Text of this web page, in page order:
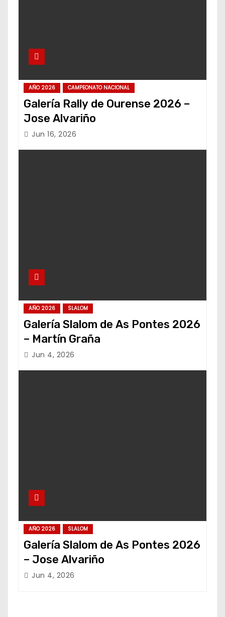
AÑO 2026 CAMPEONATO NACIONAL
Galería Rally de Ourense 2026 –
Jose Alvariño
Jun 16, 2026
AÑO 2026 SLALOM
Galería Slalom de As Pontes 2026
– Martín Graña
Jun 4, 2026
AÑO 2026 SLALOM
Galería Slalom de As Pontes 2026
– Jose Alvariño
Jun 4, 2026